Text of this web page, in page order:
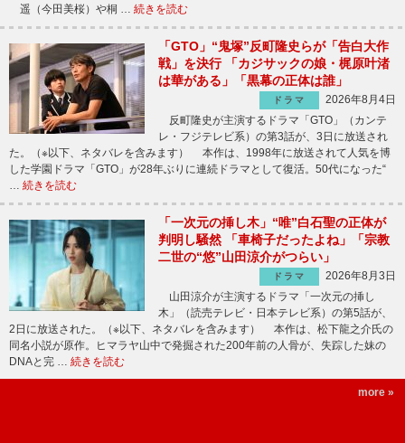
遥（今田美桜）や桐 … 続きを読む
「GTO」“鬼塚”反町隆史らが「告白大作
戦」を決行 「カジサックの娘・梶原叶渚
は華がある」「黒幕の正体は誰」
ドラマ
2026年8月4日
反町隆史が主演するドラマ「GTO」（カンテ
レ・フジテレビ系）の第3話が、3日に放送され
た。（※以下、ネタバレを含みます） 本作は、1998年に放送されて人気を博
した学園ドラマ「GTO」が28年ぶりに連続ドラマとして復活。50代になった“
… 続きを読む
「一次元の挿し木」“唯”白石聖の正体が
判明し騒然 「車椅子だったよね」「宗教
二世の“悠”山田涼介がつらい」
ドラマ
2026年8月3日
山田涼介が主演するドラマ「一次元の挿し
木」（読売テレビ・日本テレビ系）の第5話が、
2日に放送された。（※以下、ネタバレを含みます） 本作は、松下龍之介氏の
同名小説が原作。ヒマラヤ山中で発掘された200年前の人骨が、失踪した妹の
DNAと完 … 続きを読む
more »